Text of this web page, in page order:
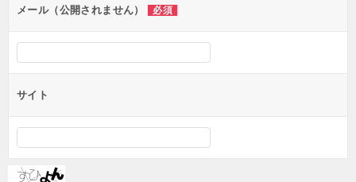
ンメール（公開されません） 必須
サイト